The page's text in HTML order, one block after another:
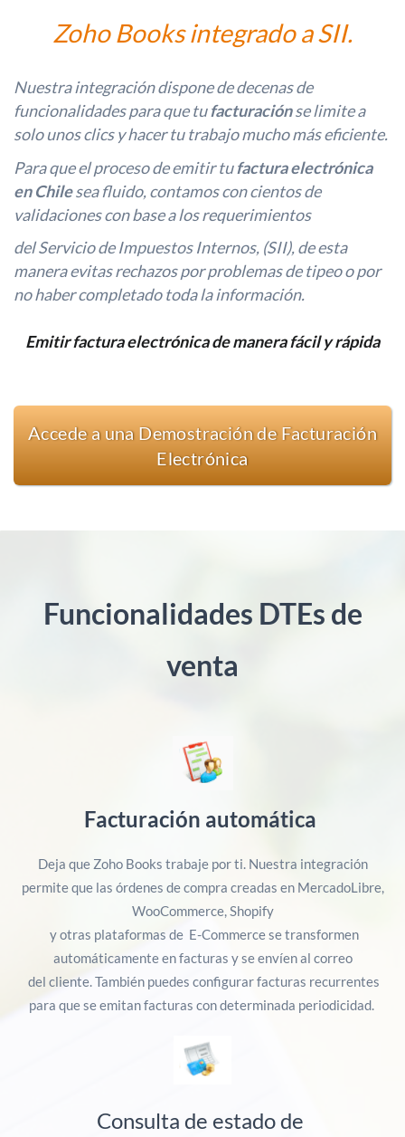
Zoho Books integrado a SII.
Nuestra integración dispone de decenas de
funcionalidades para quetufacturaciónse limite a
solo unos clics y hacer tu trabajo mucho más eficiente.
Para que el proceso de emitir tufactura electrónica
en Chilesea fluido, contamos con cientos de
validaciones con base a los requerimientos
del Servicio de Impuestos Internos, (SII), de esta
manera evitas rechazos por problemas de tipeo o por
no haber completado toda la información.
Emitir factura electrónica de manera fácil y rápida
Accede a una Demostración de Facturación
Electrónica
Funcionalidades DTEs de
venta
Facturación automática
Deja que Zoho Books trabaje por ti. Nuestra integración
permite que las órdenes de compra creadas en MercadoLibre,
WooCommerce, Shopify
y otras plataformas de E-Commerce se transformen
automáticamente en facturas y se envíen al correo
del cliente. También puedes configurar facturas recurrentes
para que se emitan facturas con determinada periodicidad.
Consulta de estado de